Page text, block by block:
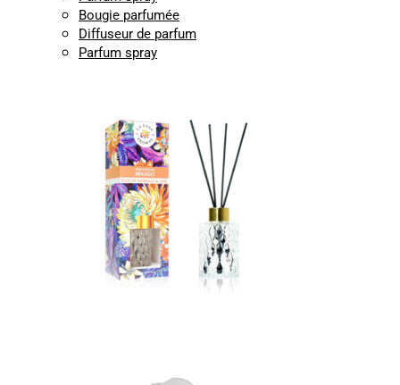
Bougie parfumée
Diffuseur de parfum
Parfum spray